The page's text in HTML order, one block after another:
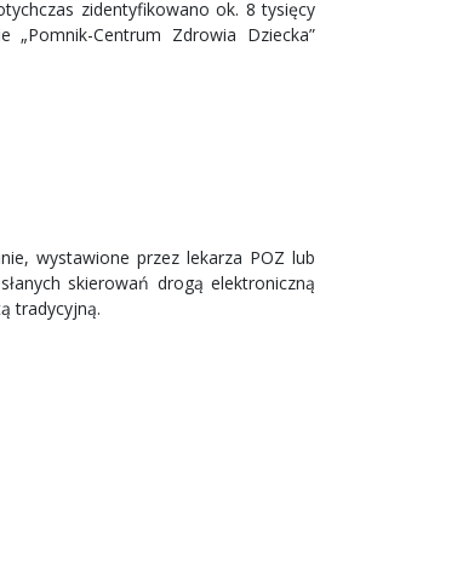
zidentyfikowano ok. 8 tysięcy
Centrum Zdrowia Dziecka”
wystawione przez lekarza POZ lub
skierowań drogą elektroniczną
tradycyjną.